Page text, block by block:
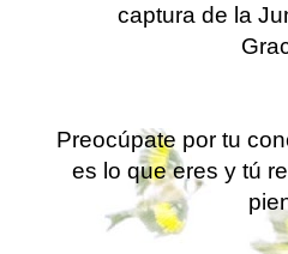
captura de la
Preocúpate por tu
es lo que eres y tú